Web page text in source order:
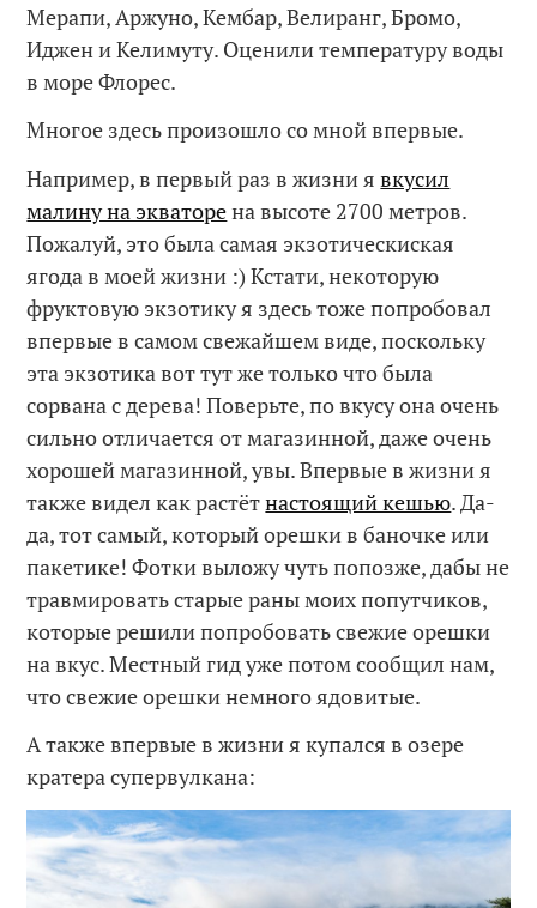
Мерапи, Аржуно, Кембар, Велиранг, Бромо,
Иджен и Келимуту. Оценили температуру воды
в море Флорес.
Многое здесь произошло со мной впервые.
Например, в первый раз в жизни явкусил
малину на экваторена высоте 2700 метров.
Пожалуй, это была самая экзотическиская
ягода в моей жизни :) Кстати, некоторую
фруктовую экзотику я здесь тоже попробовал
впервые в самом свежайшем виде, поскольку
эта экзотика вот тут же только что была
сорвана с дерева! Поверьте, по вкусу она очень
сильно отличается от магазинной, даже очень
хорошей магазинной, увы. Впервые в жизни я
также видел как растётнастоящий кешью. Да-
да, тот самый, который орешки в баночке или
пакетике! Фотки выложу чуть попозже, дабы не
травмировать старые раны моих попутчиков,
которые решили попробовать свежие орешки
на вкус. Местный гид уже потом сообщил нам,
что свежие орешки немного ядовитые.
А также впервые в жизни я купался в озере
кратера супервулкана: